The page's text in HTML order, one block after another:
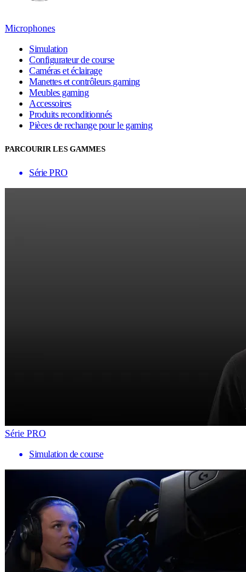
Microphones
Simulation
Configurateur de course
Caméras et éclairage
Manettes et contrôleurs gaming
Meubles gaming
Accessoires
Produits reconditionnés
Pièces de rechange pour le gaming
PARCOURIR LES GAMMES
Série PRO
Série PRO
Simulation de course